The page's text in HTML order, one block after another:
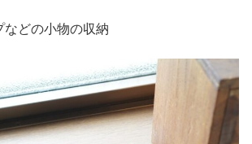
などの小物の収納